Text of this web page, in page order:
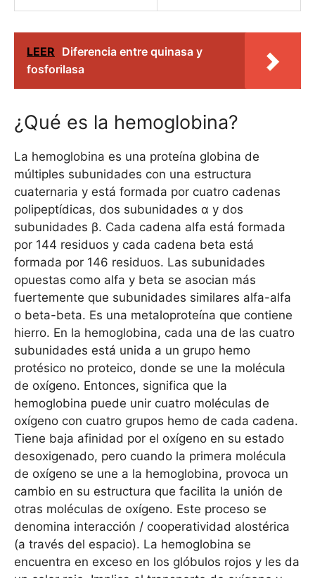
LEER Diferencia entre quinasa y
fosforilasa
¿Qué es la hemoglobina?
La hemoglobina es una proteína globina de
múltiples subunidades con una estructura
cuaternaria y está formada por cuatro cadenas
polipeptídicas, dos subunidades α y dos
subunidades β. Cada cadena alfa está formada
por 144 residuos y cada cadena beta está
formada por 146 residuos. Las subunidades
opuestas como alfa y beta se asocian más
fuertemente que subunidades similares alfa-alfa
o beta-beta. Es una metaloproteína que contiene
hierro. En la hemoglobina, cada una de las cuatro
subunidades está unida a un grupo hemo
protésico no proteico, donde se une la molécula
de oxígeno. Entonces, significa que la
hemoglobina puede unir cuatro moléculas de
oxígeno con cuatro grupos hemo de cada cadena.
Tiene baja afinidad por el oxígeno en su estado
desoxigenado, pero cuando la primera molécula
de oxígeno se une a la hemoglobina, provoca un
cambio en su estructura que facilita la unión de
otras moléculas de oxígeno. Este proceso se
denomina interacción / cooperatividad alostérica
(a través del espacio). La hemoglobina se
encuentra en exceso en los glóbulos rojos y les da